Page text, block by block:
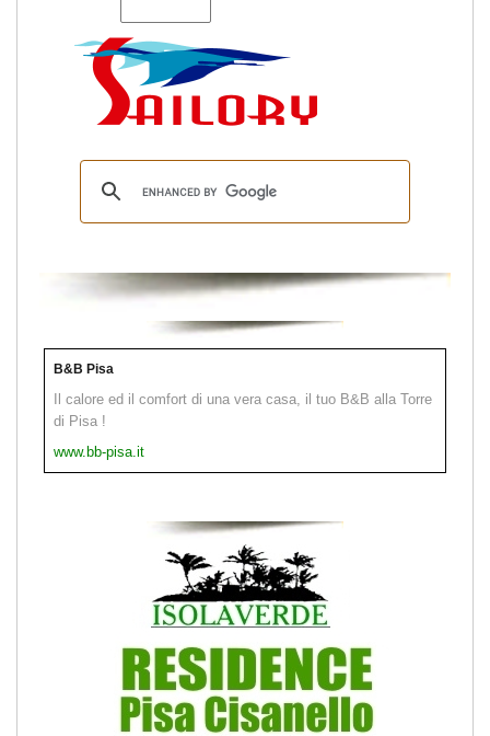
B&B Pisa
Il calore ed il comfort di una vera casa, il tuo B&B alla Torre
di Pisa !
www.bb-pisa.it